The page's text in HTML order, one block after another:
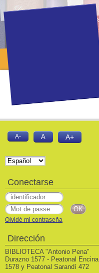
A- A A+
Conectarse
Olvidé mi contraseña
Dirección
BIBLIOTECA "Antonio Pena"
Durazno 1577 - Peatonal Encina
1578 y Peatonal Sarandí 472